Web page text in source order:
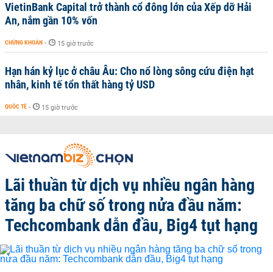
VietinBank Capital trở thành cổ đông lớn của Xếp dỡ Hải
An, nắm gần 10% vốn
CHỨNG KHOÁN - 15 giờ trước
Hạn hán kỷ lục ở châu Âu: Cho nổ lòng sông cứu điện hạt
nhân, kinh tế tổn thất hàng tỷ USD
QUỐC TẾ - 15 giờ trước
Lãi thuần từ dịch vụ nhiều ngân hàng
tăng ba chữ số trong nửa đầu năm:
Techcombank dẫn đầu, Big4 tụt hạng